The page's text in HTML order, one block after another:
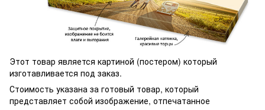
Этот товар является картиной (постером) который
изготавливается под заказ.
Стоимость указана за готовый товар, который
представляет собой изображение, отпечатанное